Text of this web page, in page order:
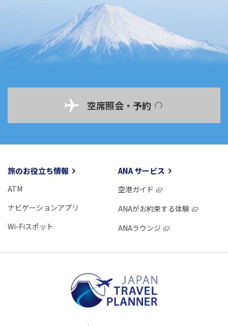
空席照会・予約
旅のお役立ち情報
ATM
ナビゲーションアプリ
Wi-Fiスポット
ANA サービス
空港ガイド
ANAがお約束する体験
ANAラウンジ